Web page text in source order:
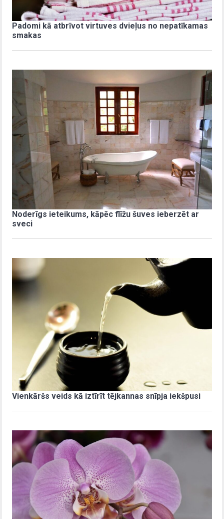
Padomi kā atbrīvot virtuves dvieļus no nepatīkamas
smakas
Noderīgs ieteikums, kāpēc flīžu šuves ieberzēt ar
sveci
Vienkāršs veids kā iztīrīt tējkannas snīpja iekšpusi